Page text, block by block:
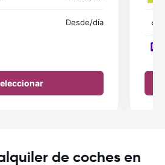
Desde/día
de coches en